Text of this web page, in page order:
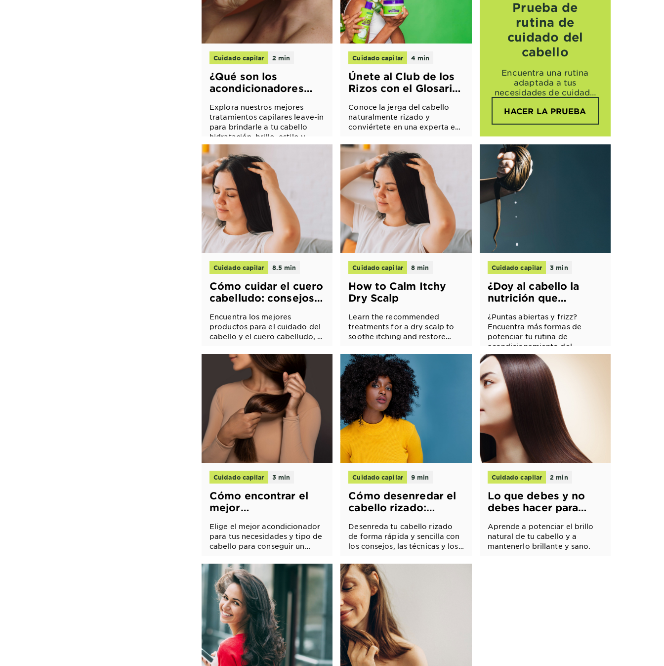
Cuidado capilar 2 min
¿Qué son los
acondicionadores
Explora nuestros mejores
tratamientos capilares leave-in
para brindarle a tu cabello
hidratación, brillo, estilo y
protección.
Cuidado capilar 4 min
Únete al Club de los
Rizos con el Glosario
Garnier Fructis
Conoce la jerga del cabello
naturalmente rizado y
conviértete en una experta en
humectación, control del
encogimiento y el gran corte.
Desde el estilo piña y la
porosidad hasta el colavado y
el amontonamiento, ¡aquí
encontrarás todo!
Prueba de
rutina de
cuidado del
cabello
Encuentra una rutina
adaptada a tus
necesidades de cuidado
HACER LA PRUEBA
Cuidado capilar 8.5 min
Cómo cuidar el cuero
cabelludo: consejos,
mejor rutina
Encuentra los mejores
productos para el cuidado del
cabello y el cuero cabelludo, y
personalizada para el cuidado
del cuero cabelludo.
Cuidado capilar 8 min
How to Calm Itchy
Dry Scalp
Learn the recommended
treatments for a dry scalp to
soothe itching and restore
Cuidado capilar 3 min
¿Doy al cabello la
nutrición que
¿Puntas abiertas y frizz?
Encuentra más formas de
potenciar tu rutina de
acondicionamiento del
cabello.
Cuidado capilar 3 min
Cómo encontrar el
mejor
tu cabello
Elige el mejor acondicionador
para tus necesidades y tipo de
cabello para conseguir un
que nunca.
Cuidado capilar 9 min
Cómo desenredar el
cabello rizado:
para tipo de rizo
Desenreda tu cabello rizado
de forma rápida y sencilla con
los consejos, las técnicas y los
Cuidado capilar 2 min
Lo que debes y no
debes hacer para
brillante
Aprende a potenciar el brillo
natural de tu cabello y a
mantenerlo brillante y sano.